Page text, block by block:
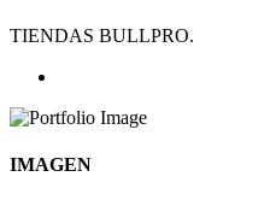
TIENDAS BULLPRO.
IMAGEN